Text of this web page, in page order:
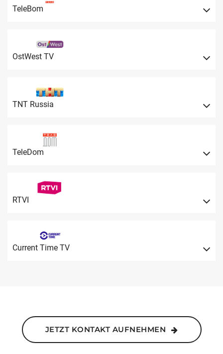
TeleBom
OstWest TV
TNT Russia
TeleDom
RTVI
Current Time TV
JETZT KONTAKT AUFNEHMEN